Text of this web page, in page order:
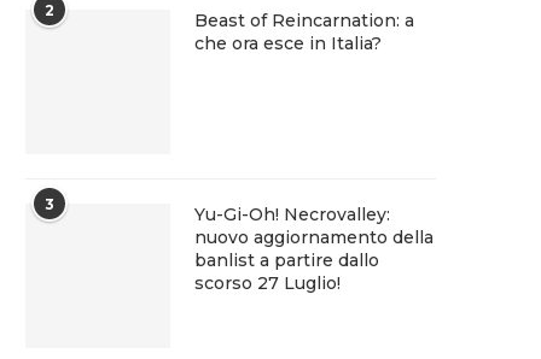
2
Beast of Reincarnation: a
che ora esce in Italia?
3
Yu-Gi-Oh! Necrovalley:
nuovo aggiornamento della
banlist a partire dallo
scorso 27 Luglio!